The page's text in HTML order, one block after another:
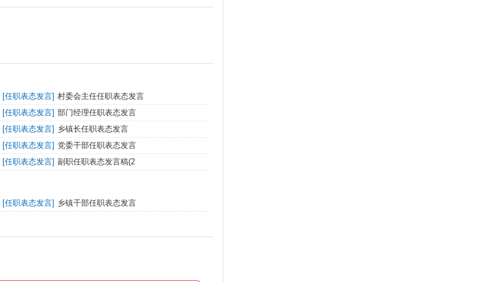
[任职表态发言] 村委会主任任职表态发言
[任职表态发言] 部门经理任职表态发言
[任职表态发言] 乡镇长任职表态发言
[任职表态发言] 党委干部任职表态发言
[任职表态发言] 副职任职表态发言稿(2
[任职表态发言] 乡镇干部任职表态发言